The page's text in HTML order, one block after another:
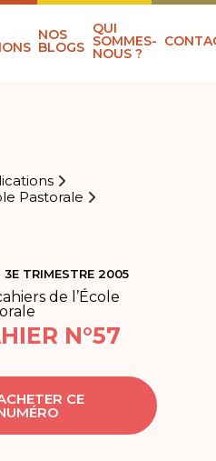
NOS
BLOGS
QUI
SOMMES-
NOUS ?
Pastorale
TRIMESTRE 2005
de l’École
N°57
CE